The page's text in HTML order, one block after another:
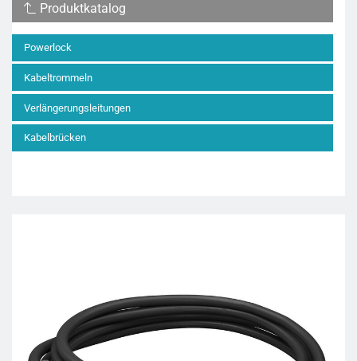
Produktkatalog
Powerlock
Kabeltrommeln
Verlängerungsleitungen
Kabelbrücken